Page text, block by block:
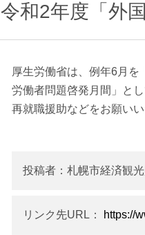
令和2年度「外
厚生労働省は、例年6月を
労働者問題啓発月間」と
再就職援助などをお願いい
投稿者：札幌市経済観
リンク先URL： https://